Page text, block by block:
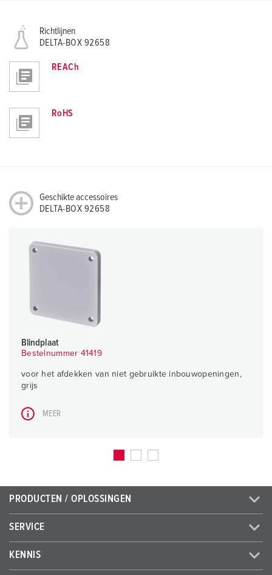
Richtlijnen
DELTA-BOX 92658
REACh
RoHS
Geschikte accessoires
DELTA-BOX 92658
Blindplaat
Bestelnummer 41419
voor het afdekken van niet gebruikte inbouwopeningen,
grijs
MEER
PRODUCTEN / OPLOSSINGEN
SERVICE
KENNIS